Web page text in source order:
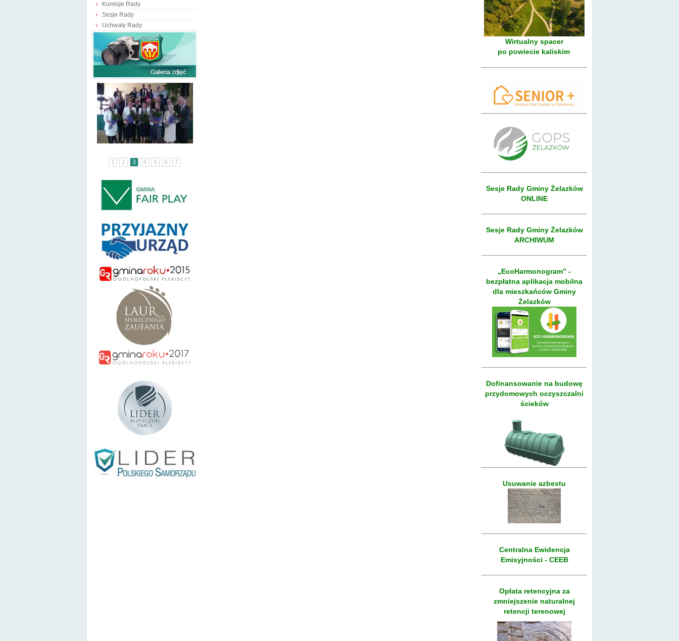
Komisje Rady
Sesje Rady
Uchwały Rady
1 2 3 4 5 6 7
Wirtualny spacer
po powiecie kaliskim
Sesje Rady Gminy Żelazków
ONLINE
Sesje Rady Gminy Żelazków
ARCHIWUM
„EcoHarmonogram” -
bezpłatna aplikacja mobilna
dla mieszkańców Gminy
Żelazków
Dofinansowanie na budowę
przydomowych oczyszczalni
ścieków
Usuwanie azbestu
Centralna Ewidencja
Emisyjności - CEEB
Opłata retencyjna za
zmniejszenie naturalnej
retencji terenowej